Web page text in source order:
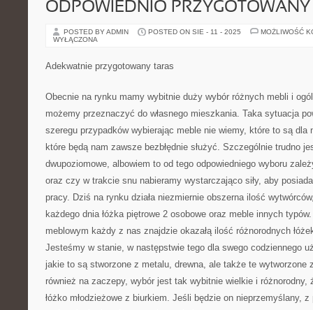
ODPOWIEDNIO
POSTED BY ADMIN POSTED ON SIE - 11 - 2025
MOŻLIWOŚĆ
WYŁĄCZONA
Adekwatnie przygotowany taras
Obecnie na rynku mamy wybitnie duży wybór różnych mebli i
możemy przeznaczyć do własnego mieszkania. Taka sytuacja
szeregu przypadków wybierając meble nie wiemy, które to są dla
które będą nam zawsze bezbłędnie służyć. Szczególnie trudno
dwupoziomowe, albowiem to od tego odpowiedniego wyboru
oraz czy w trakcie snu nabieramy wystarczająco siły, aby
pracy. Dziś na rynku działa niezmiernie obszerna ilość
każdego dnia łóżka piętrowe 2 osobowe oraz meble innych
meblowym każdy z nas znajdzie okazałą ilość różnorodnych
Jesteśmy w stanie, w następstwie tego dla swego codziennego
jakie to są stworzone z metalu, drewna, ale także te wytworzone
również na zaczepy, wybór jest tak wybitnie wielkie i różnorodny,
łóżko młodzieżowe z biurkiem. Jeśli będzie on nieprzemyślany,